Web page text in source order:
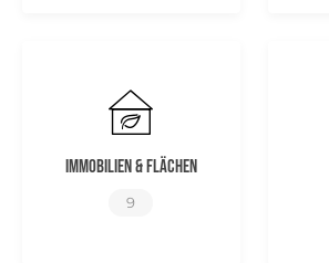
Immobilien & Flächen
9